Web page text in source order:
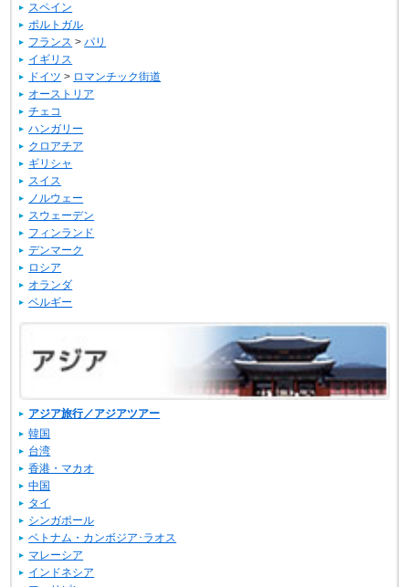
スペイン
ポルトガル
フランス >パリ
イギリス
ドイツ > ロマンチック街道
オーストリア
チェコ
ハンガリー
クロアチア
ギリシャ
スイス
ノルウェー
スウェーデン
フィンランド
デンマーク
ロシア
オランダ
ベルギー
アジア旅行／アジアツアー
韓国
台湾
香港・マカオ
中国
タイ
シンガポール
ベトナム・カンボジア･ラオス
マレーシア
インドネシア